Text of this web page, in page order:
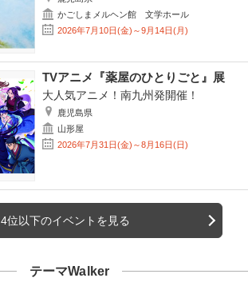
かごしまメルヘン館 文学ホール
2026年7月10日(金)～9月14日(月)
TVアニメ『薬屋のひとりごと』展
大人気アニメ！南九州発開催！
鹿児島県
山形屋
2026年7月31日(金)～8月16日(日)
4位以下のイベントを見る
テーマWalker